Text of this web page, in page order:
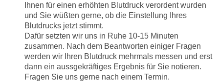
Ihnen für einen erhöhten Blutdruck verordent wurden
und Sie wüßten gerne, ob die Einstellung Ihres
Blutdrucks jetzt stimmt.
Dafür setzten wir uns in Ruhe 10-15 Minuten
zusammen. Nach dem Beantworten einiger Fragen
werden wir Ihren Blutdruck mehrmals messen und erst
dann ein aussgekräftiges Ergebnis für Sie notieren.
Fragen Sie uns gerne nach einem Termin.